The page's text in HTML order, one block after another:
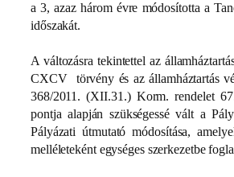
a 3, azaz három évre módosította a
időszakát.
A változásra tekintettel az
CXCV törvény és az államháztartás
368/2011. (XII.31.) Korm. rendelet
pontja alapján szükségessé vált a
Pályázati útmutató módosítása,
melléleteként egységes szerkezetbe